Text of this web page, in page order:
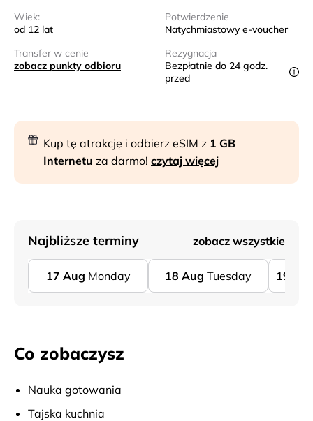
Wiek:
od 12 lat
Potwierdzenie
Natychmiastowy e-voucher
Transfer w cenie
zobacz punkty odbioru
Rezygnacja
Bezpłatnie do 24 godz.
przed
Kup tę atrakcję i odbierz eSIM z 1 GB
Internetu za darmo! czytaj więcej
Najbliższe terminy zobacz wszystkie
17 Aug Monday 18 Aug Tuesday 19
Co zobaczysz
Nauka gotowania
Tajska kuchnia